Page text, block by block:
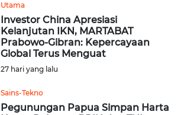
Utama
Investor China Apresiasi
Kelanjutan IKN, MARTABAT
Prabowo-Gibran: Kepercayaan
Global Terus Menguat
27 hari yang lalu
Sains-Tekno
Pegunungan Papua Simpan Harta